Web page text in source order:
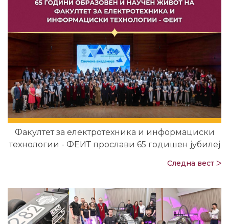
Факултет за електротехника и информациски
технологии - ФЕИТ прослави 65 годишен јубилеј
Следна вест ᐳ